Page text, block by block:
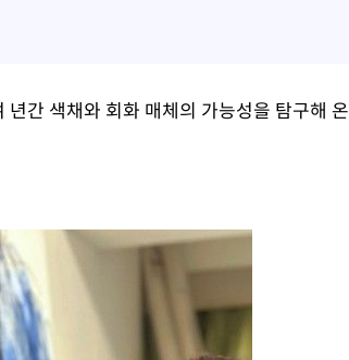
간 색채와 회화 매체의 가능성을 탐구해 온